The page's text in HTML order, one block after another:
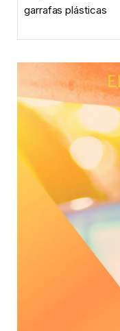
garrafas plásticas